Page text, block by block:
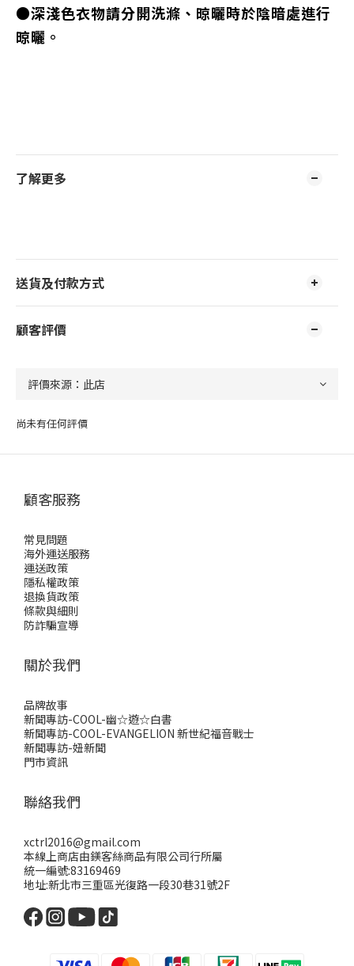
●深淺色衣物請分開洗滌、晾曬時於陰暗處進行
晾曬。
了解更多
送貨及付款方式
顧客評價
尚未有任何評價
顧客服務
常見問題
海外運送服務
運送政策
隱私權政策
退換貨政策
條款與細則
防詐騙宣導
關於我們
品牌故事
新聞專訪-COOL-幽☆遊☆白書
新聞專訪-COOL-EVANGELION 新世紀福音戰士
新聞專訪-妞新聞
門市資訊
聯絡我們
xctrl2016@gmail.com
本線上商店由鎂客絲商品有限公司行所屬
統一編號:83169469
地址:新北市三重區光復路一段30巷31號2F